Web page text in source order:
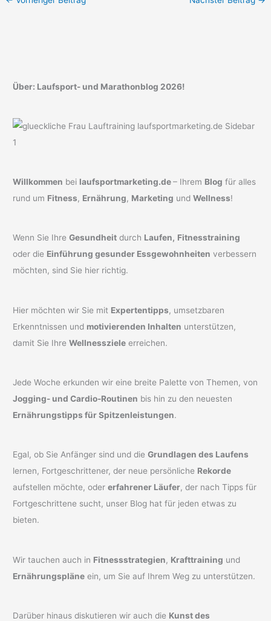
Über: Laufsport- und Marathonblog 2026!
Willkommen bei laufsportmarketing.de– Ihrem Blog für alles
rund um Fitness, Ernährung, Marketing undWellness!
Wenn Sie IhreGesundheit durch Laufen, Fitnesstraining
oder die Einführung gesunder Essgewohnheiten verbessern
möchten, sind Sie hier richtig.
Hier möchten wir Sie mit Expertentipps, umsetzbaren
Erkenntnissen und motivierenden Inhalten unterstützen,
damit Sie IhreWellnessziele erreichen.
Jede Woche erkunden wir eine breite Palette von Themen, von
Jogging- und Cardio-Routinen bis hin zu den neuesten
Ernährungstipps für Spitzenleistungen.
Egal, ob Sie Anfänger sind und dieGrundlagen des Laufens
lernen, Fortgeschrittener, der neue persönliche Rekorde
aufstellen möchte, odererfahrener Läufer, der nach Tipps für
Fortgeschrittene sucht, unser Blog hat für jeden etwas zu
bieten.
Wir tauchen auch in Fitnessstrategien, Krafttraining und
Ernährungspläne ein, um Sie auf Ihrem Weg zu unterstützen.
Darüber hinaus diskutieren wir auch die Kunst des